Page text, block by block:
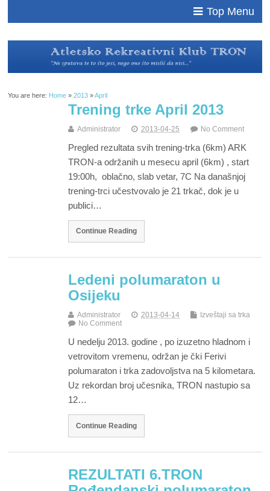
Top Menu
You are here: Home »2013 »April
Trening trke April 2013
Administrator 2013-04-25 No Comment
Pregled rezultata svih trening-trka (6km) ARK
TRON-a održanih u mesecu april (6km) , start
19:00h, oblačno, slab vetar, 7C Na današnjoj
trening-trci učestvovalo je 21 trkač, dok je u
publici…
Continue Reading
Ledeni polumaraton u
Osijeku
Administrator 2013-04-14
Izveštaji sa trka
No Comment
U nedelju 2013. godine , po izuzetno hladnom i
vetrovitom vremenu, održan je čki Ferivi
polumaraton i trka zadovoljstva na 5 kilometara.
Uz rekordan broj učesnika, TRON nastupio sa
12…
Continue Reading
REZULTATI 6.TRON